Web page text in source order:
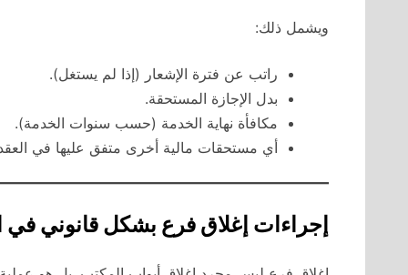
ويشمل ذلك:
راتب عن فترة الإشعار (إذا لم يستغل).
بدل الإجازة المستحقة.
مكافأة نهاية الخدمة (حسب سنوات الخدمة).
أي مستحقات مالية أخرى متفق عليها في
إجراءات إغلاق فرع بشكل قانوني في